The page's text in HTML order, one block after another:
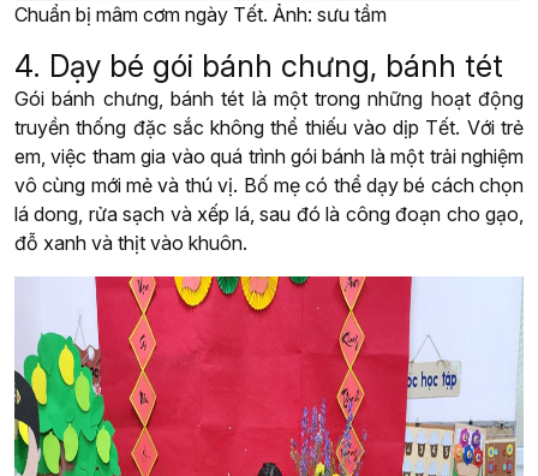
Chuẩn bị mâm cơm ngày Tết. Ảnh: sưu tầm
4. Dạy bé gói bánh chưng, bánh tét
Gói bánh chưng, bánh tét là một trong những hoạt động
truyền thống đặc sắc không thể thiếu vào dịp Tết. Với trẻ
em, việc tham gia vào quá trình gói bánh là một trải nghiệm
vô cùng mới mẻ và thú vị. Bố mẹ có thể dạy bé cách chọn
lá dong, rửa sạch và xếp lá, sau đó là công đoạn cho gạo,
đỗ xanh và thịt vào khuôn.